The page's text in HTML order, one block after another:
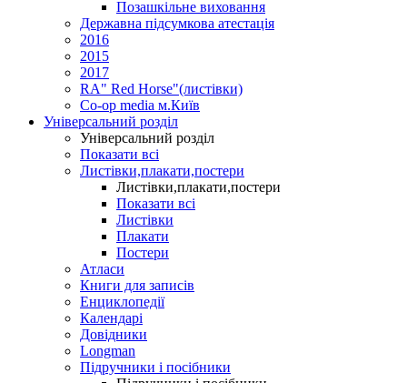
Позашкільне виховання
Державна підсумкова атестація
2016
2015
2017
RA" Red Horse"(листівки)
Co-op media м.Київ
Універсальний розділ
Універсальний розділ
Показати всі
Листівки,плакати,постери
Листівки,плакати,постери
Показати всі
Листівки
Плакати
Постери
Атласи
Книги для записів
Енциклопедії
Календарі
Довідники
Longman
Підручники і посібники